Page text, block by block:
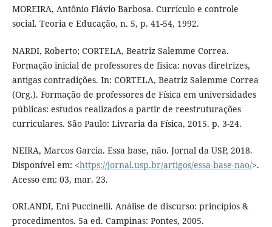
MOREIRA, Antônio Flávio Barbosa. Currículo e controle
social. Teoria e Educação, n. 5, p. 41-54, 1992.
NARDI, Roberto; CORTELA, Beatriz Salemme Correa.
Formação inicial de professores de física: novas diretrizes,
antigas contradições. In: CORTELA, Beatriz Salemme Correa
(Org.). Formação de professores de Física em universidades
públicas: estudos realizados a partir de reestruturações
curriculares. São Paulo: Livraria da Física, 2015. p. 3-24.
NEIRA, Marcos Garcia. Essa base, não. Jornal da USP, 2018.
Disponível em: <https://jornal.usp.br/artigos/essa-base-nao/>.
Acesso em: 03, mar. 23.
ORLANDI, Eni Puccinelli. Análise de discurso: princípios &
procedimentos. 5a ed. Campinas: Pontes, 2005.